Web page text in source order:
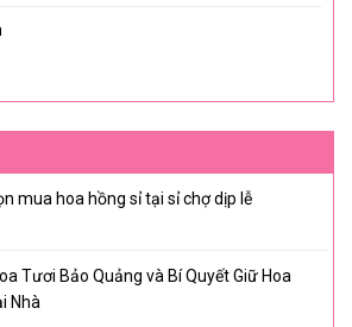
mua hoa hồng sỉ tại sỉ chợ dịp lễ
Tươi Bảo Quảng và Bí Quyết Giữ Hoa
Nhà